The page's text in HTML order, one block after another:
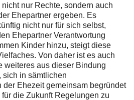
nur Rechte, sondern auch
Ehepartner ergeben. Es
nicht nur für sich selbst,
Ehepartner Verantwortung
Kinder hinzu, steigt diese
Von daher ist es auch
weiteres aus dieser Bindung
sich in sämtlichen
Ehezeit gemeinsam begründet
die Zukunft Regelungen zu